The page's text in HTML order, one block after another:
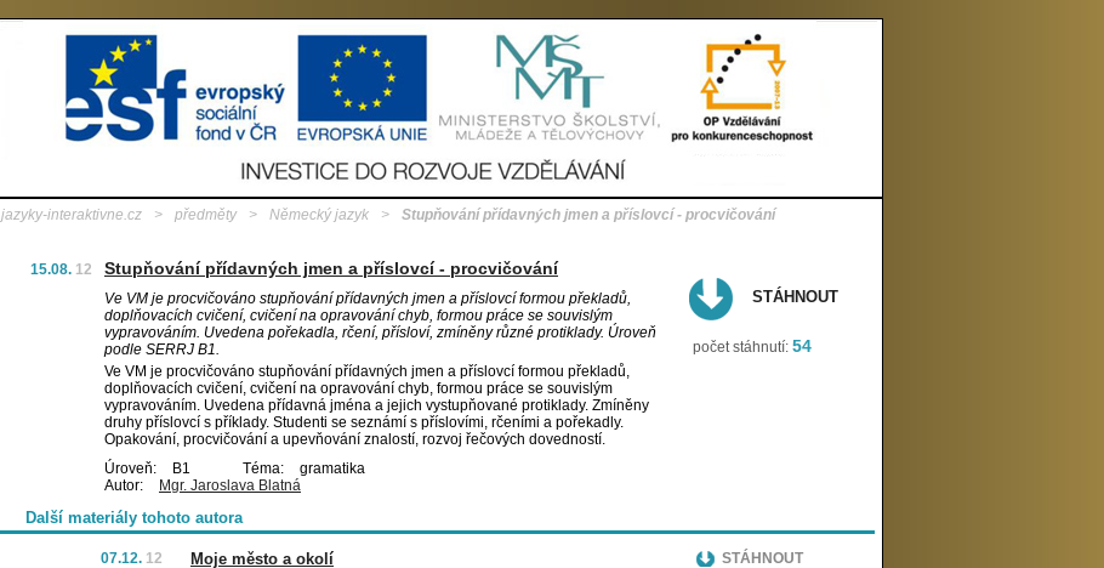
jazyky-interaktivne.cz > předměty > Německý jazyk > Stupňování přídavných jmen a příslovcí - procvičování
15.08. 12 Stupňování přídavných jmen a příslovcí - procvičování
Ve VM je procvičováno stupňování přídavných jmen a příslovcí formou překladů,
doplňovacích cvičení, cvičení na opravování chyb, formou práce se souvislým
vypravováním. Uvedena pořekadla, rčení, přísloví, zmíněny různé protiklady. Úroveň
podle SERRJ B1.
Ve VM je procvičováno stupňování přídavných jmen a příslovcí formou překladů,
doplňovacích cvičení, cvičení na opravování chyb, formou práce se souvislým
vypravováním. Uvedena přídavná jména a jejich vystupňované protiklady. Zmíněny
druhy příslovcí s příklady. Studenti se seznámí s příslovími, rčeními a pořekadly.
Opakování, procvičování a upevňování znalostí, rozvoj řečových dovedností.
Úroveň:
B1 Téma:
gramatika
Autor:
Mgr. Jaroslava Blatná
STÁHNOUT
počet stáhnutí: 54
Další materiály tohoto autora
07.12. 12 Moje město a okolí
STÁHNOUT